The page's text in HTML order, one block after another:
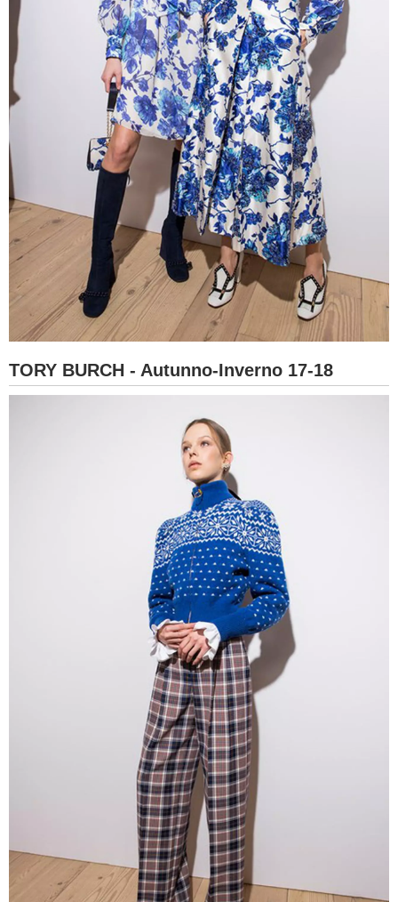
TORY BURCH - Autunno-Inverno 17-18